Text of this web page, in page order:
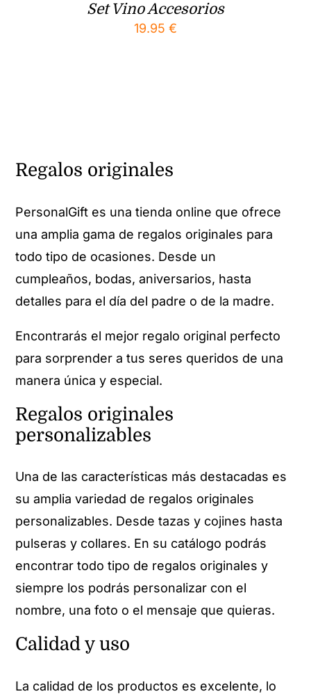
Set Vino Accesorios
19.95 €
Regalos originales
PersonalGift es una tienda online que ofrece
una amplia gama de regalos originales para
todo tipo de ocasiones. Desde un
cumpleaños, bodas, aniversarios, hasta
detalles para el día del padre o de la madre.
Encontrarás el mejor regalo original perfecto
para sorprender a tus seres queridos de una
manera única y especial.
Regalos originales
personalizables
Una de las características más destacadas es
su amplia variedad de regalos originales
personalizables. Desde tazas y cojines hasta
pulseras y collares. En su catálogo podrás
encontrar todo tipo de regalos originales y
siempre los podrás personalizar con el
nombre, una foto o el mensaje que quieras.
Calidad y uso
La calidad de los productos es excelente, lo